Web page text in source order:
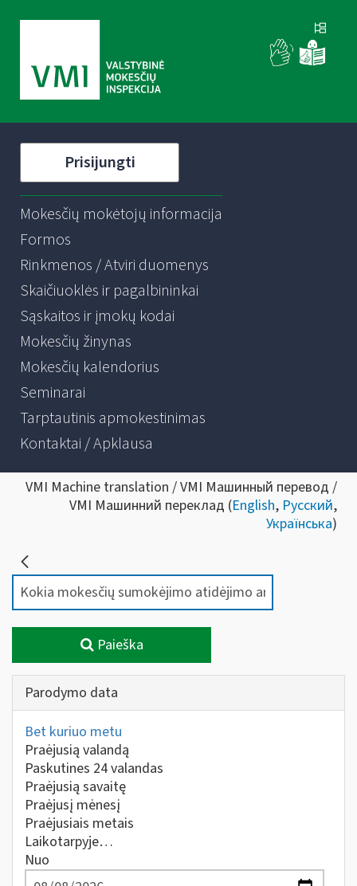
Prisijungti
Mokesčių mokėtojų informacija
Formos
Rinkmenos / Atviri duomenys
Skaičiuoklės ir pagalbininkai
Sąskaitos ir įmokų kodai
Mokesčių žinynas
Mokesčių kalendorius
Seminarai
Tarptautinis apmokestinimas
Kontaktai / Apklausa
VMI Machine translation / VMI Машинный перевод /
VMI Машинний переклад (English, Русский,
Українська)
Paieška
Parodymo data
Bet kuriuo metu
Praėjusią valandą
Paskutines 24 valandas
Praėjusią savaitę
Praėjusį mėnesį
Praėjusiais metais
Laikotarpyje…
Nuo